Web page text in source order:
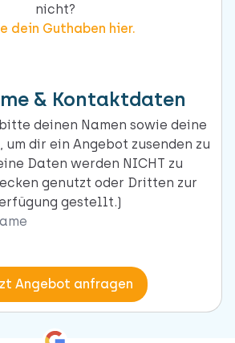
nicht?
dein Guthaben hier.
& Kontaktdaten
deinen Namen sowie deine
um dir ein Angebot zusenden zu
Daten werden NICHT zu
genutzt oder Dritten zur
gestellt.)
Angebot anfragen